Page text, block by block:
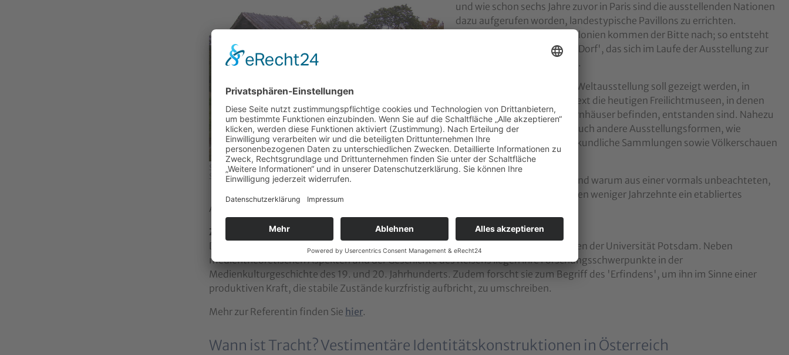
Samisches Lagerhaus (errichtet um 1900), Skansen-Freilichtmuseum,
Stockholm (Schweden).
und wie schon sechs Jahre zuvor in Paris sind die ausstellenden Nationen
dazu aufgerufen worden, landestypische Pavillons zu errichten.
Zahlreiche Nationen und Kolonien kommen der Bitte nach; so entsteht
eine Art 'ethnographisches Dorf', das sich im Laufe der Ausstellung zur
Hauptattraktion entwickelt.
Ausgehend von der Wiener Weltausstellung soll gezeigt werden, in
welchem historischen Kontext die heutigen Freilichtmuseen, in denen
sich oftmals originale Bauernhäuser befinden, entstanden sind. Nahezu
zeitgleich werden nämlich auch andere Ausstellungsformen, wie
Völkerkundemuseen, volkskundliche Sammlungen sowie Völkerschauen
etabliert.
Zudem wird erläutert, wie und warum aus einer vormals unbeachteten,
ärmlichen Wohnstätte binnen weniger Jahrzehnte ein etabliertes
Ausstellungsmedium werden konnte.
Zur Referentin
Dr.
in
Susanne Müller ist akademische Mitarbeiterin am Institut für Künste und Medien der Universität Potsdam. Neben
medientheoretischen Aspekten und der Geschichte des Reisens liegen ihre Forschungsschwerpunkte in der
Medienkulturgeschichte des 19. und 20. Jahrhunderts. Zudem forscht sie zum Begriff des 'Erfindens', um ihn im Sinne einer
produktiven Kraft, die stabile Zustände kurzfristig aufbricht, zu umschreiben.
Mehr zur Referentin finden Sie hier.
Wann ist Tracht? Vestimentäre Identitätskonstruktionen in Österreich